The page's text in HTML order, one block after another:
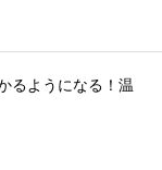
るようになる！温